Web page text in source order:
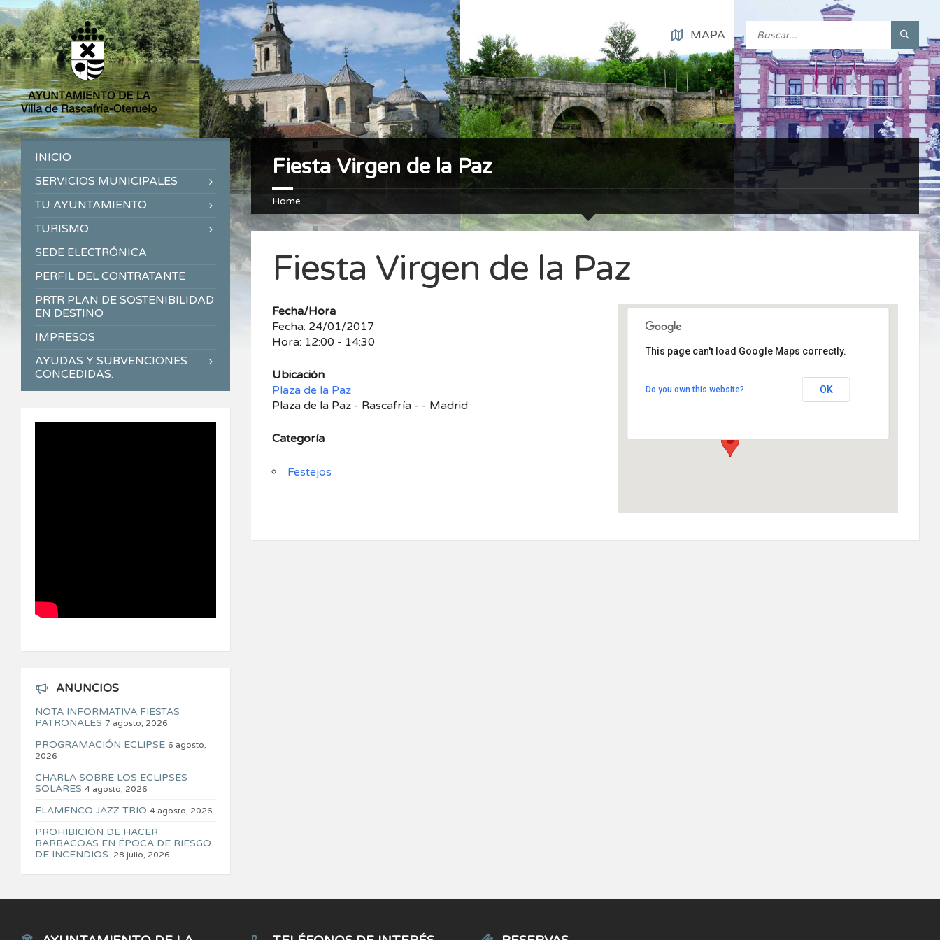
MAPA
Fiesta Virgen de la Paz
Home
Fiesta Virgen de la Paz
Plaza de la Paz
Plaza de la Paz - Rascafría
This page can't load Google Maps correctly.
Do you own this website? OK
Fecha/Hora
Fecha: 24/01/2017
Hora: 12:00 - 14:30
Ubicación
Plaza de la Paz
Plaza de la Paz - Rascafría - - Madrid
Categoría
Festejos
INICIO
SERVICIOS MUNICIPALES
TU AYUNTAMIENTO
TURISMO
SEDE ELECTRÓNICA
PERFIL DEL CONTRATANTE
PRTR PLAN DE SOSTENIBILIDAD
EN DESTINO
IMPRESOS
AYUDAS Y SUBVENCIONES
CONCEDIDAS.
ANUNCIOS
NOTA INFORMATIVA FIESTAS
PATRONALES 7 agosto, 2026
PROGRAMACIÓN ECLIPSE 6 agosto,
2026
CHARLA SOBRE LOS ECLIPSES
SOLARES 4 agosto, 2026
FLAMENCO JAZZ TRIO 4 agosto, 2026
PROHIBICIÓN DE HACER
BARBACOAS EN ÉPOCA DE RIESGO
DE INCENDIOS. 28 julio, 2026